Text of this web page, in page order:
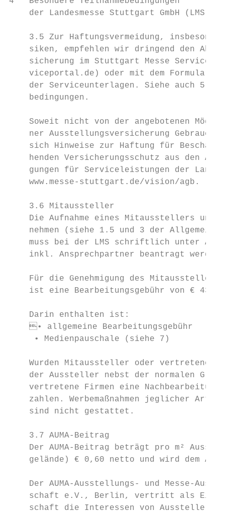
der Landesmesse Stuttgart GmbH (LMS)
3.5 Zur Haftungsvermeidung,
siken, empfehlen wir dringend den
sicherung im Stuttgart Messe Service-
viceportal.de) oder mit dem Formular
der Serviceunterlagen. Siehe auch
    bedingungen.
Soweit nicht von der angebotenen
ner Ausstellungsversicherung Gebrauch
sich Hinweise zur Haftung für
henden Versicherungsschutz aus den
gungen für Serviceleistungen der
    www.messe-stuttgart.de/vision/agb.
3.6 Mitaussteller
Die Aufnahme eines Mitausstellers und
nehmen (siehe 1.5 und 3 der
muss bei der LMS schriftlich unter
inkl. Ansprechpartner beantragt
Für die Genehmigung des
ist eine Bearbeitungsgebühr von €
Darin enthalten ist:
• allgemeine Bearbeitungsgebühr
• Medienpauschale (siehe 7)
Wurden Mitaussteller oder vertretene
der Aussteller nebst der normalen
vertretene Firmen eine
zahlen. Werbemaßnahmen jeglicher Art
sind nicht gestattet.
3.7 AUMA-Beitrag
Der AUMA-Beitrag beträgt pro m²
gelände) € 0,60 netto und wird dem
Der AUMA-Ausstellungs- und Messe-
schaft e.V., Berlin, vertritt als
schaft die Interessen von